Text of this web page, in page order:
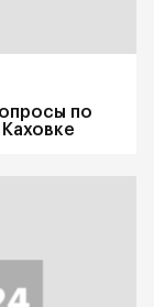
по